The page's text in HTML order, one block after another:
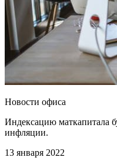
Новости офиса
Индексацию маткапитала
инфляции.
13 января 2022